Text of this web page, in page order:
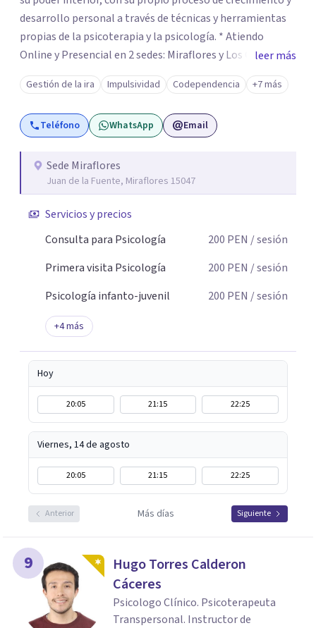
desarrollo personal a través de técnicas y herramientas
propias de la psicoterapia y la psicología. * Atiendo
Online y Presencial en 2 sedes: Miraflores y Los Olivos
Lima Perú Soy Psicóloga Clínica – Psicoterapeuta
Gestáltica y Cognitivo Conductual con Maestría en
Psicología Clínica en la Universidad Peruana Cayetano
Heredia. Obtención del Título Profesional a través del
habilitada. Proactiva, muy responsable, puntual,
estudiosa, emprendedora, con una gran vocación de
con niños, adolescentes, adultos, con problemas
emocionales y conductuales, con padres (Pareja/Familia)
charlas, Escuela para Padres y Capacitación de Docentes.
Escríbeme por whatsapp
leer más
Gestión de la ira Impulsividad Codependencia +7 más
Teléfono WhatsApp Email
Sede Miraflores
Juan de la Fuente, Miraflores 15047
Servicios y precios
Consulta para Psicología
200 PEN / sesión
Primera visita Psicología
200 PEN / sesión
Psicología infanto-juvenil
200 PEN / sesión
+4más
Hoy
20:05 21:15 22:25
Viernes, 14 de agosto
20:05 21:15 22:25
Anterior Más días Siguiente
9
Hugo Torres Calderon
Cáceres
Psicologo Clínico. Psicoterapeuta
Transpersonal. Instructor de